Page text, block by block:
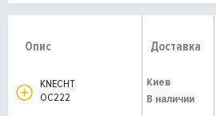
Опис Доставка
KNECHT
OC222
Киев
В наличии